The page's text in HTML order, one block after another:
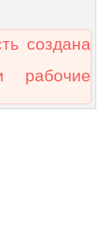
создана
рабочие